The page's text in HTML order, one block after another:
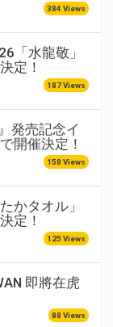
384 Views
「水龍敬」
定！
187 Views
発売記念イ
開催決定！
158 Views
かタオル」
定！
125 Views
即將在虎
88 Views